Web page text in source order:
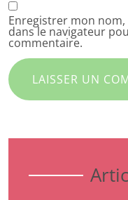
Enregistrer mon
dans le navigateur
commentaire.